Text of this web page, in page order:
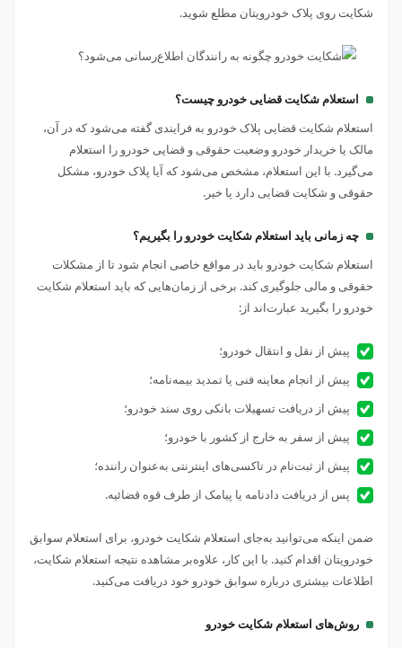
شکایت روی پلاک خودرویتان مطلع شوید.
استعلام شکایت قضایی خودرو چیست؟
استعلام شکایت قضایی پلاک خودرو به فرایندی گفته می‌شود که در آن،
مالک یا خریدار خودرو وضعیت حقوقی و قضایی خودرو را استعلام
می‌گیرد. با این استعلام، مشخص می‌شود که آیا پلاک خودرو، مشکل
حقوقی و شکایت قضایی دارد یا خیر.
چه زمانی باید استعلام شکایت خودرو را بگیریم؟
استعلام شکایت خودرو باید در مواقع خاصی انجام شود تا از مشکلات
حقوقی و مالی جلوگیری کند. برخی از زمان‌هایی که باید استعلام شکایت
خودرو را بگیرید عبارت‌اند از:
پیش از نقل و انتقال خودرو؛
پیش از انجام معاینه فنی یا تمدید بیمه‌نامه؛
پیش از دریافت تسهیلات بانکی روی سند خودرو؛
پیش از سفر به خارج از کشور با خودرو؛
پیش از ثبت‌نام در تاکسی‌های اینترنتی به‌عنوان راننده؛
پس از دریافت دادنامه یا پیامک از طرف قوه قضائیه.
ضمن اینکه می‌توانید به‌جای استعلام شکایت خودرو، برای استعلام سوابق
خودرویتان اقدام کنید. با این کار، علاوه‌بر مشاهده نتیجه استعلام شکایت،
اطلاعات بیشتری درباره سوابق خودرو خود دریافت می‌کنید.
روش‌های استعلام شکایت خودرو